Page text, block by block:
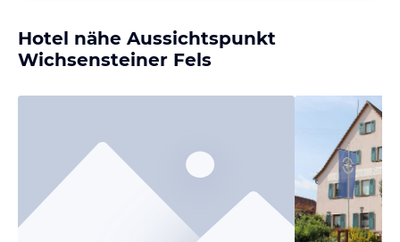
Hotel nähe Aussichtspunkt
Wichsensteiner Fels